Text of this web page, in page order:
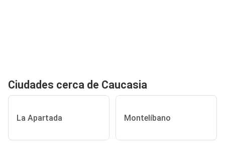
Ciudades cerca de Caucasia
La Apartada Montelíbano